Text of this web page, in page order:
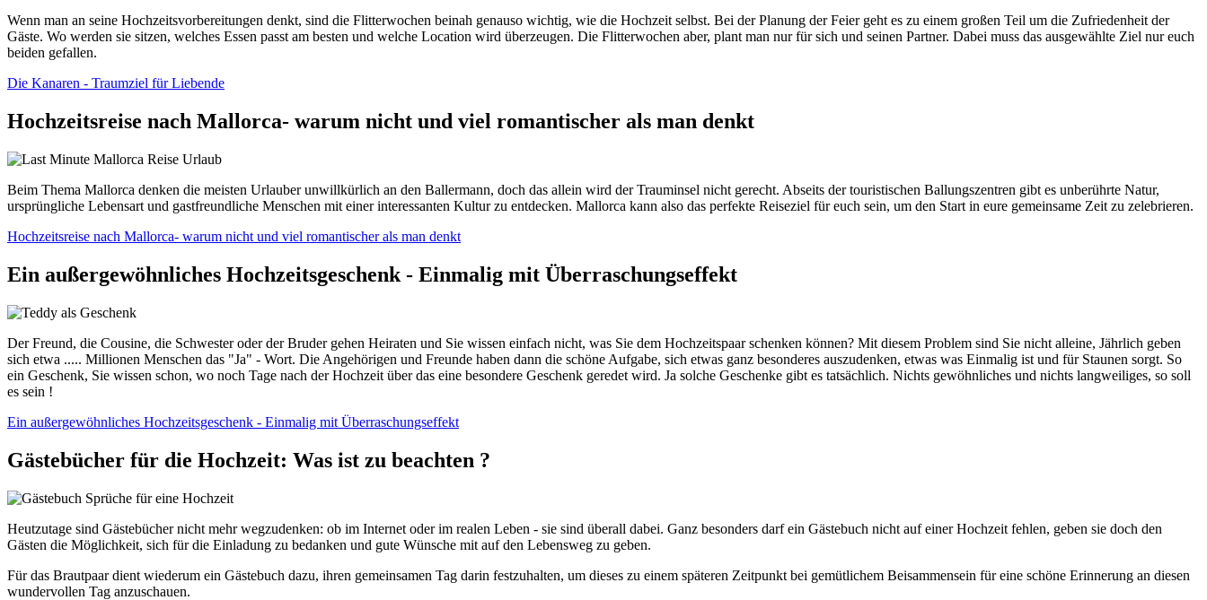
Wenn man an seine Hochzeitsvorbereitungen denkt, sind die Flitterwochen beinah genauso wichtig, wie die Hochzeit selbst. Bei der Planung der Feier geht es zu einem großen Teil um die Zufriedenheit der
Gäste. Wo werden sie sitzen, welches Essen passt am besten und welche Location wird überzeugen. Die Flitterwochen aber, plant man nur für sich und seinen Partner. Dabei muss das ausgewählte Ziel nur euch
beiden gefallen.
Die Kanaren - Traumziel für Liebende
Hochzeitsreise nach Mallorca- warum nicht und viel romantischer als man denkt
Beim Thema Mallorca denken die meisten Urlauber unwillkürlich an den Ballermann, doch das allein wird der Trauminsel nicht gerecht. Abseits der touristischen Ballungszentren gibt es unberührte Natur,
ursprüngliche Lebensart und gastfreundliche Menschen mit einer interessanten Kultur zu entdecken. Mallorca kann also das perfekte Reiseziel für euch sein, um den Start in eure gemeinsame Zeit zu zelebrieren.
Hochzeitsreise nach Mallorca- warum nicht und viel romantischer als man denkt
Ein außergewöhnliches Hochzeitsgeschenk - Einmalig mit Überraschungseffekt
Der Freund, die Cousine, die Schwester oder der Bruder gehen Heiraten und Sie wissen einfach nicht, was Sie dem Hochzeitspaar schenken können? Mit diesem Problem sind Sie nicht alleine, Jährlich geben
sich etwa ..... Millionen Menschen das "Ja" - Wort. Die Angehörigen und Freunde haben dann die schöne Aufgabe, sich etwas ganz besonderes auszudenken, etwas was Einmalig ist und für Staunen sorgt. So
ein Geschenk, Sie wissen schon, wo noch Tage nach der Hochzeit über das eine besondere Geschenk geredet wird. Ja solche Geschenke gibt es tatsächlich. Nichts gewöhnliches und nichts langweiliges, so soll
es sein !
Ein außergewöhnliches Hochzeitsgeschenk - Einmalig mit Überraschungseffekt
Gästebücher für die Hochzeit: Was ist zu beachten ?
Heutzutage sind Gästebücher nicht mehr wegzudenken: ob im Internet oder im realen Leben - sie sind überall dabei. Ganz besonders darf ein Gästebuch nicht auf einer Hochzeit fehlen, geben sie doch den
Gästen die Möglichkeit, sich für die Einladung zu bedanken und gute Wünsche mit auf den Lebensweg zu geben.
Für das Brautpaar dient wiederum ein Gästebuch dazu, ihren gemeinsamen Tag darin festzuhalten, um dieses zu einem späteren Zeitpunkt bei gemütlichem Beisammensein für eine schöne Erinnerung an diesen
wundervollen Tag anzuschauen.